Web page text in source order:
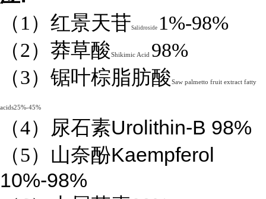
（1）红景天苷Salidroside 1%-98%
（2）莽草酸Shikimic Acid 98%
（3）锯叶棕脂肪酸Saw palmetto fruit extract fatty
acids25%-45%
（4） 尿石素Urolithin-B 98%
（5）山奈酚Kaempferol
10%-98%